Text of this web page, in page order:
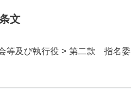
文
及び執行役 > 第二款 指名委